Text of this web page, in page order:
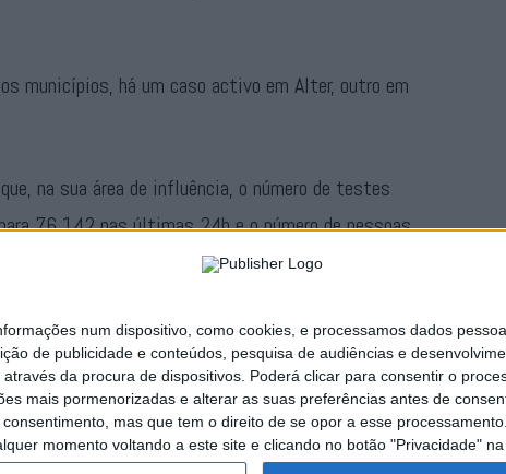
num dispositivo, como cookies, e processamos dados
de publicidade e conteúdos, pesquisa de audiências e
da procura de dispositivos. Poderá clicar para consentir o
mais pormenorizadas e alterar as suas preferências antes de
mas que tem o direito de se opor a esse
momento voltando a este site e clicando no botão "Privacidade"
municípios, há um caso activo em Alter, outro em
na sua área de influência, o número de testes
76.142 nas últimas 24h e o número de pessoas
menos quatro pessoas internadas.
Publicidade